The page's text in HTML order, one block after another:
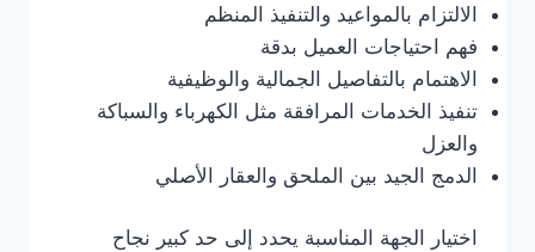
الالتزام بالمواعيد والتنفيذ المنظم
فهم احتياجات العميل بدقة
الاهتمام بالتفاصيل الجمالية والوظيفية
تنفيذ الخدمات المرافقة مثل الكهرباء والسباكة
والعزل
الدمج الجيد بين الملحق والعقار الأصلي
اختيار الجهة المناسبة يحدد إلى حد كبير نجاح